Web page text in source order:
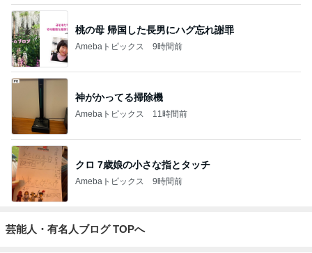
桃の母 帰国した長男にハグ忘れ謝罪
Amebaトピックス 9時間前
神がかってる掃除機
Amebaトピックス 11時間前
クロ 7歳娘の小さな指とタッチ
Amebaトピックス 9時間前
芸能人・有名人ブログ TOPへ